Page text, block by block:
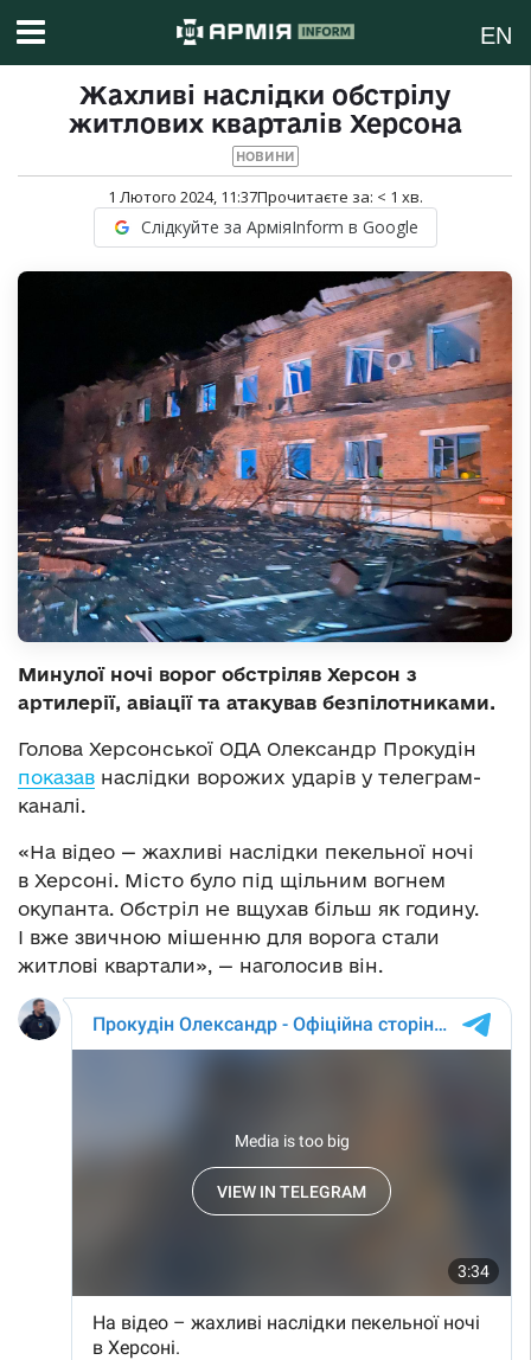
EN
Жахливі наслідки обстрілу
житлових кварталів Херсона
НОВИНИ
1 Лютого 2024, 11:37Прочитаєте за: < 1 хв.
Слідкуйте за АрміяInform в Google
Минулої ночі ворог обстріляв Херсон з
артилерії, авіації та атакував безпілотниками.
Голова Херсонської ОДА Олександр Прокудін
показав наслідки ворожих ударів у телеграм-
каналі.
«На відео — жахливі наслідки пекельної ночі
в Херсоні. Місто було під щільним вогнем
окупанта. Обстріл не вщухав більш як годину.
І вже звичною мішенню для ворога стали
житлові квартали», — наголосив він.